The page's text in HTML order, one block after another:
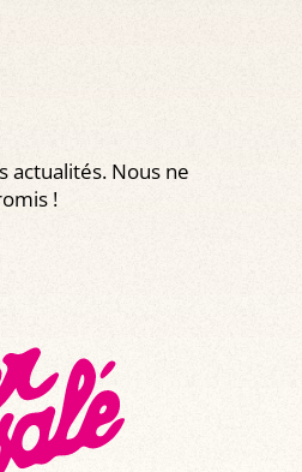
actualités. Nous ne
!